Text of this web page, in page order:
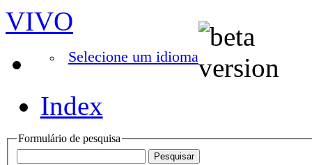
VIVO
Selecione um idioma
Index
Formulário de pesquisa